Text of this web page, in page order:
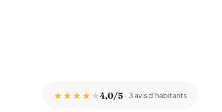
★ ★ ★ ★★4,0/5 3 avis d'habitants